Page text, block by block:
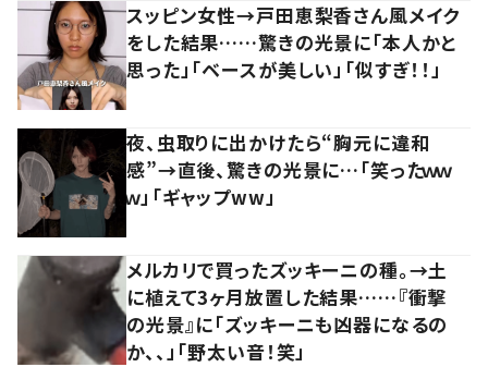
スッピン女性→戸田恵梨香さん風メイク
をした結果……驚きの光景に「本人かと
思った」「ベースが美しい」「似すぎ！！」
夜、虫取りに出かけたら“胸元に違和
感”→直後、驚きの光景に…「笑ったｗｗ
ｗ」「ギャップww」
メルカリで買ったズッキーニの種。→土
に植えて3ヶ月放置した結果……『衝撃
の光景』に「ズッキーニも凶器になるの
か、、」「野太い音！笑」